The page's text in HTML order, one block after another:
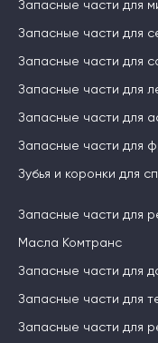
Запасные части для
Запасные части для
Запасные части для
Запасные части для
Запасные части для
Запасные части для
Зубья и коронки для
Запасные части для
Масла Комтранс
Запасные части для
Запасные части для
Запасные части для